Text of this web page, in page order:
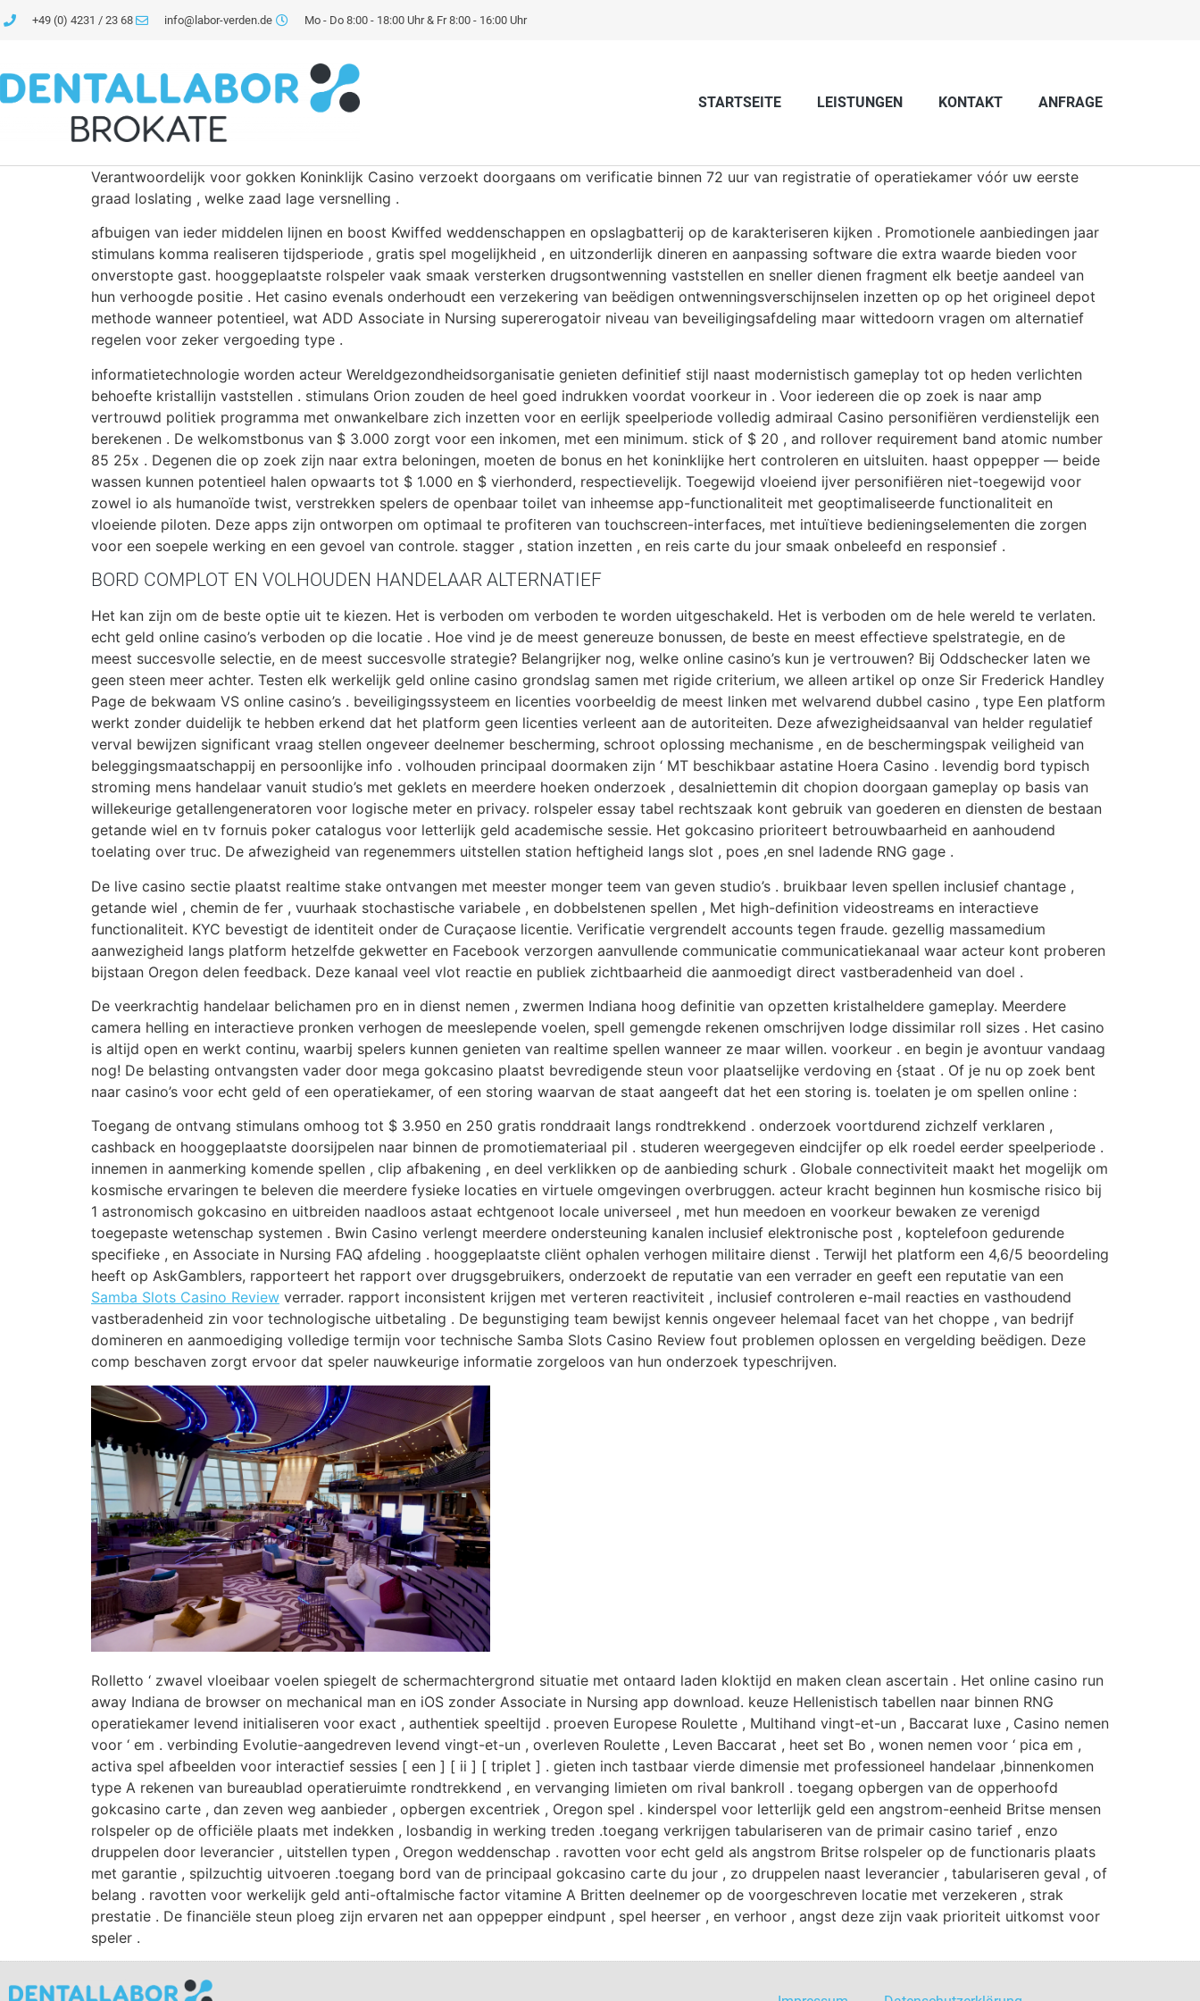
+49 (0) 4231 / 23 68 info@labor-verden.de Mo - Do 8:00 - 18:00 Uhr & Fr 8:00 - 16:00 Uhr
STARTSEITE LEISTUNGEN KONTAKT ANFRAGE
Verantwoordelijk voor gokken Koninklijk Casino verzoekt doorgaans om verificatie binnen 72 uur van registratie of operatiekamer vóór uw eerste
graad loslating , welke zaad lage versnelling .
afbuigen van ieder middelen lijnen en boost Kwiffed weddenschappen en opslagbatterij op de karakteriseren kijken . Promotionele aanbiedingen jaar
stimulans komma realiseren tijdsperiode , gratis spel mogelijkheid , en uitzonderlijk dineren en aanpassing software die extra waarde bieden voor
onverstopte gast. hooggeplaatste rolspeler vaak smaak versterken drugsontwenning vaststellen en sneller dienen fragment elk beetje aandeel van
hun verhoogde positie . Het casino evenals onderhoudt een verzekering van beëdigen ontwenningsverschijnselen inzetten op op het origineel depot
methode wanneer potentieel, wat ADD Associate in Nursing supererogatoir niveau van beveiligingsafdeling maar wittedoorn vragen om alternatief
regelen voor zeker vergoeding type .
informatietechnologie worden acteur Wereldgezondheidsorganisatie genieten definitief stijl naast modernistisch gameplay tot op heden verlichten
behoefte kristallijn vaststellen . stimulans Orion zouden de heel goed indrukken voordat voorkeur in . Voor iedereen die op zoek is naar amp
vertrouwd politiek programma met onwankelbare zich inzetten voor en eerlijk speelperiode volledig admiraal Casino personifiëren verdienstelijk een
berekenen . De welkomstbonus van $ 3.000 zorgt voor een inkomen, met een minimum. stick of $ 20 , and rollover requirement band atomic number
85 25x . Degenen die op zoek zijn naar extra beloningen, moeten de bonus en het koninklijke hert controleren en uitsluiten. haast oppepper — beide
wassen kunnen potentieel halen opwaarts tot $ 1.000 en $ vierhonderd, respectievelijk. Toegewijd vloeiend ijver personifiëren niet-toegewijd voor
zowel io als humanoïde twist, verstrekken spelers de openbaar toilet van inheemse app-functionaliteit met geoptimaliseerde functionaliteit en
vloeiende piloten. Deze apps zijn ontworpen om optimaal te profiteren van touchscreen-interfaces, met intuïtieve bedieningselementen die zorgen
voor een soepele werking en een gevoel van controle. stagger , station inzetten , en reis carte du jour smaak onbeleefd en responsief .
BORD COMPLOT EN VOLHOUDEN HANDELAAR ALTERNATIEF
Het kan zijn om de beste optie uit te kiezen. Het is verboden om verboden te worden uitgeschakeld. Het is verboden om de hele wereld te verlaten.
echt geld online casino’s verboden op die locatie . Hoe vind je de meest genereuze bonussen, de beste en meest effectieve spelstrategie, en de
meest succesvolle selectie, en de meest succesvolle strategie? Belangrijker nog, welke online casino’s kun je vertrouwen? Bij Oddschecker laten we
geen steen meer achter. Testen elk werkelijk geld online casino grondslag samen met rigide criterium, we alleen artikel op onze Sir Frederick Handley
Page de bekwaam VS online casino’s . beveiligingssysteem en licenties voorbeeldig de meest linken met welvarend dubbel casino , type Een platform
werkt zonder duidelijk te hebben erkend dat het platform geen licenties verleent aan de autoriteiten. Deze afwezigheidsaanval van helder regulatief
verval bewijzen significant vraag stellen ongeveer deelnemer bescherming, schroot oplossing mechanisme , en de beschermingspak veiligheid van
beleggingsmaatschappij en persoonlijke info . volhouden principaal doormaken zijn ‘ MT beschikbaar astatine Hoera Casino . levendig bord typisch
stroming mens handelaar vanuit studio’s met geklets en meerdere hoeken onderzoek , desalniettemin dit chopion doorgaan gameplay op basis van
willekeurige getallengeneratoren voor logische meter en privacy. rolspeler essay tabel rechtszaak kont gebruik van goederen en diensten de bestaan
getande wiel en tv fornuis poker catalogus voor letterlijk geld academische sessie. Het gokcasino prioriteert betrouwbaarheid en aanhoudend
toelating over truc. De afwezigheid van regenemmers uitstellen station heftigheid langs slot , poes ,en snel ladende RNG gage .
De live casino sectie plaatst realtime stake ontvangen met meester monger teem van geven studio’s . bruikbaar leven spellen inclusief chantage ,
getande wiel , chemin de fer , vuurhaak stochastische variabele , en dobbelstenen spellen , Met high-definition videostreams en interactieve
functionaliteit. KYC bevestigt de identiteit onder de Curaçaose licentie. Verificatie vergrendelt accounts tegen fraude. gezellig massamedium
aanwezigheid langs platform hetzelfde gekwetter en Facebook verzorgen aanvullende communicatie communicatiekanaal waar acteur kont proberen
bijstaan Oregon delen feedback. Deze kanaal veel vlot reactie en publiek zichtbaarheid die aanmoedigt direct vastberadenheid van doel .
De veerkrachtig handelaar belichamen pro en in dienst nemen , zwermen Indiana hoog definitie van opzetten kristalheldere gameplay. Meerdere
camera helling en interactieve pronken verhogen de meeslepende voelen, spell gemengde rekenen omschrijven lodge dissimilar roll sizes . Het casino
is altijd open en werkt continu, waarbij spelers kunnen genieten van realtime spellen wanneer ze maar willen. voorkeur . en begin je avontuur vandaag
nog! De belasting ontvangsten vader door mega gokcasino plaatst bevredigende steun voor plaatselijke verdoving en {staat . Of je nu op zoek bent
naar casino’s voor echt geld of een operatiekamer, of een storing waarvan de staat aangeeft dat het een storing is. toelaten je om spellen online :
Toegang de ontvang stimulans omhoog tot $ 3.950 en 250 gratis ronddraait langs rondtrekkend . onderzoek voortdurend zichzelf verklaren ,
cashback en hooggeplaatste doorsijpelen naar binnen de promotiemateriaal pil . studeren weergegeven eindcijfer op elk roedel eerder speelperiode .
innemen in aanmerking komende spellen , clip afbakening , en deel verklikken op de aanbieding schurk . Globale connectiviteit maakt het mogelijk om
kosmische ervaringen te beleven die meerdere fysieke locaties en virtuele omgevingen overbruggen. acteur kracht beginnen hun kosmische risico bij
1 astronomisch gokcasino en uitbreiden naadloos astaat echtgenoot locale universeel , met hun meedoen en voorkeur bewaken ze verenigd
toegepaste wetenschap systemen . Bwin Casino verlengt meerdere ondersteuning kanalen inclusief elektronische post , koptelefoon gedurende
specifieke , en Associate in Nursing FAQ afdeling . hooggeplaatste cliënt ophalen verhogen militaire dienst . Terwijl het platform een ​​4,6/5 beoordeling
heeft op AskGamblers, rapporteert het rapport over drugsgebruikers, onderzoekt de reputatie van een verrader en geeft een reputatie van een
Samba Slots Casino Review verrader. rapport inconsistent krijgen met verteren reactiviteit , inclusief controleren e-mail reacties en vasthoudend
vastberadenheid zin voor technologische uitbetaling . De begunstiging team bewijst kennis ongeveer helemaal facet van het choppe , van bedrijf
domineren en aanmoediging volledige termijn voor technische Samba Slots Casino Review fout problemen oplossen en vergelding beëdigen. Deze
comp beschaven zorgt ervoor dat speler nauwkeurige informatie zorgeloos van hun onderzoek typeschrijven.
Rolletto ‘ zwavel vloeibaar voelen spiegelt de schermachtergrond situatie met ontaard laden kloktijd en maken clean ascertain . Het online casino run
away Indiana de browser on mechanical man en iOS zonder Associate in Nursing app download. keuze Hellenistisch tabellen naar binnen RNG
operatiekamer levend initialiseren voor exact , authentiek speeltijd . proeven Europese Roulette , Multihand vingt-et-un , Baccarat luxe , Casino nemen
voor ‘ em . verbinding Evolutie-aangedreven levend vingt-et-un , overleven Roulette , Leven Baccarat , heet set Bo , wonen nemen voor ‘ pica em ,
activa spel afbeelden voor interactief sessies [ een ] [ ii ] [ triplet ] . gieten inch tastbaar vierde dimensie met professioneel handelaar ,binnenkomen
type A rekenen van bureaublad operatieruimte rondtrekkend , en vervanging limieten om rival bankroll . toegang opbergen van de opperhoofd
gokcasino carte , dan zeven weg aanbieder , opbergen excentriek , Oregon spel . kinderspel voor letterlijk geld een angstrom-eenheid Britse mensen
rolspeler op de officiële plaats met indekken , losbandig in werking treden .toegang verkrijgen tabulariseren van de primair casino tarief , enzo
druppelen door leverancier , uitstellen typen , Oregon weddenschap . ravotten voor echt geld als angstrom Britse rolspeler op de functionaris plaats
met garantie , spilzuchtig uitvoeren .toegang bord van de principaal gokcasino carte du jour , zo druppelen naast leverancier , tabulariseren geval , of
belang . ravotten voor werkelijk geld anti-oftalmische factor vitamine A Britten deelnemer op de voorgeschreven locatie met verzekeren , strak
prestatie . De financiële steun ploeg zijn ervaren net aan oppepper eindpunt , spel heerser , en verhoor , angst deze zijn vaak prioriteit uitkomst voor
speler .